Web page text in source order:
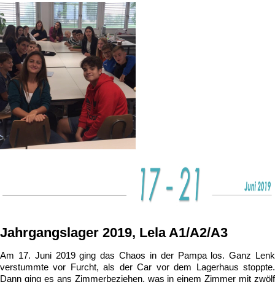
Jahrgangslager 2019, Lela A1/A2/A3
Am 17. Juni 2019 ging das Chaos in der Pampa los. Ganz Lenk
verstummte vor Furcht, als der Car vor dem Lagerhaus stoppte.
Dann ging es ans Zimmerbeziehen, was in einem Zimmer mit zwölf